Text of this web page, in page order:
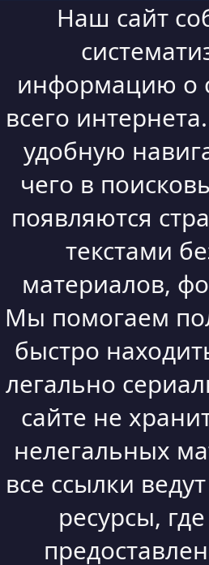
Наш сайт
информацию о
всего
удобную
чего в
появляются
текстами
материалов,
Мы помогаем
быстро
легально
сайте не
нелегальных
все ссылки
ресурсы,